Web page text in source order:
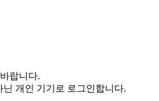
랍니다.
개인 기기로 로그인합니다.